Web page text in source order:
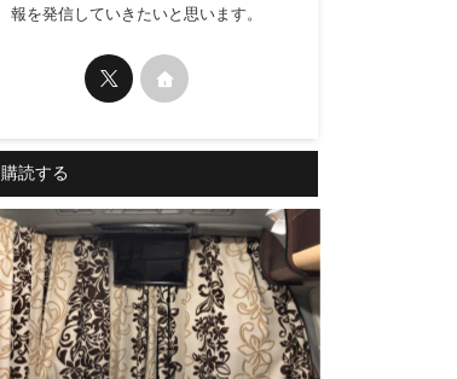
報を発信していきたいと思います。
購読する